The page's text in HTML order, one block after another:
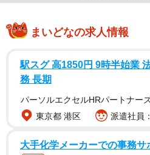
まいどなの求人情報
駅スグ 高1850円 9時半始業
務 長期
パーソルエクセルHRパートナー
東京都 港区
派遣社員
大手化学メーカーでの事務サ